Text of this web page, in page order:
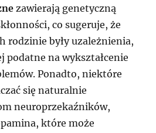
zawierają genetyczną
co sugeruje, że
rodzinie były uzależnienia,
podatne na wykształcenie
Ponadto, niektóre
się naturalnie
neuroprzekaźników,
które może